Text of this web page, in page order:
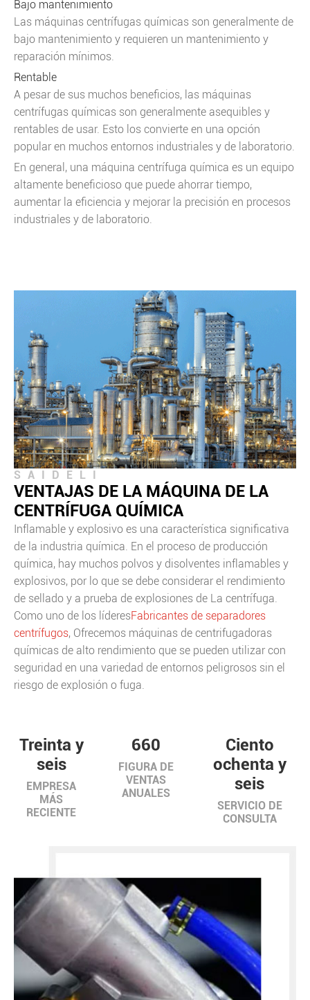
Bajo mantenimiento
Las máquinas centrífugas químicas son generalmente de
bajo mantenimiento y requieren un mantenimiento y
reparación mínimos.
Rentable
A pesar de sus muchos beneficios, las máquinas
centrífugas químicas son generalmente asequibles y
rentables de usar. Esto los convierte en una opción
popular en muchos entornos industriales y de laboratorio.
En general, una máquina centrífuga química es un equipo
altamente beneficioso que puede ahorrar tiempo,
aumentar la eficiencia y mejorar la precisión en procesos
industriales y de laboratorio.
SAIDELI
VENTAJAS DE LA MÁQUINA DE LA
CENTRÍFUGA QUÍMICA
Inflamable y explosivo es una característica significativa
de la industria química. En el proceso de producción
química, hay muchos polvos y disolventes inflamables y
explosivos, por lo que se debe considerar el rendimiento
de sellado y a prueba de explosiones de La centrífuga.
Como uno de los líderesFabricantes de separadores
centrífugos, Ofrecemos máquinas de centrifugadoras
químicas de alto rendimiento que se pueden utilizar con
seguridad en una variedad de entornos peligrosos sin el
riesgo de explosión o fuga.
Treinta y
seis
EMPRESA
MÁS
RECIENTE
660
FIGURA DE
VENTAS
ANUALES
Ciento
ochenta y
seis
SERVICIO DE
CONSULTA